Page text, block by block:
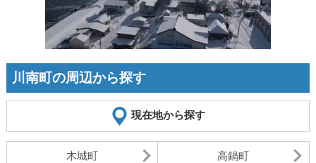
川南町の周辺から探す
現在地から探す
木城町 高鍋町